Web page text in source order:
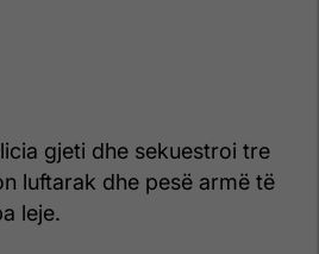
gjeti dhe sekuestroi tre
luftarak dhe pesë armë të
leje.